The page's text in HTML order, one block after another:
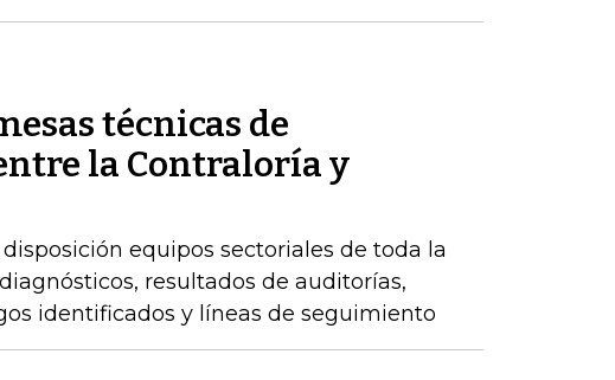
técnicas de
la Contraloría y
equipos sectoriales de toda la
resultados de auditorías,
identificados y líneas de seguimiento